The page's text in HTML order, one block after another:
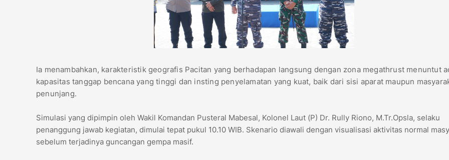
​Ia menambahkan, karakteristik geografis Pacitan yang berhadapan langsung dengan zona megathrust menuntut
kapasitas tanggap bencana yang tinggi dan insting penyelamatan yang kuat, baik dari sisi aparat maupun
penunjang.
​Simulasi yang dipimpin oleh Wakil Komandan Pusteral Mabesal, Kolonel Laut (P) Dr. Rully Riono, M.Tr.Opsla, selaku
penanggung jawab kegiatan, dimulai tepat pukul 10.10 WIB. Skenario diawali dengan visualisasi aktivitas normal
sebelum terjadinya guncangan gempa masif.